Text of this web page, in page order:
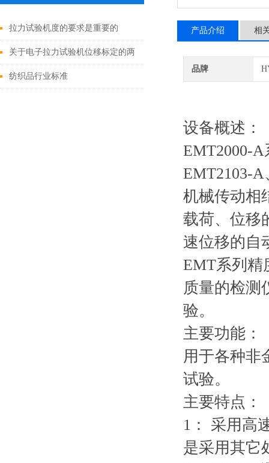
拉力试验机度的要求是重要的
关于电子拉力试验机位移标定的两
个方法
纺织品行业标准
产品介绍 相
品牌
设备概述：
EMT2000-
EMT2103-
机械传动相
载荷、位移
速位移的自
EMT系列精
质量的检测
验。
主要功能：
用于各种非
试验。
主要特点：
1： 采用高
是采用其它